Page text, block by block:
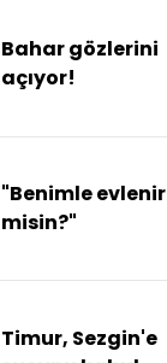
Bahar gözlerini
açıyor!
"Benimle evlenir
misin?"
Timur, Sezgin'e